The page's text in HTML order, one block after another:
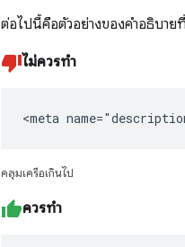
ต่อไปนี้คือตัวอย่างของคำอธิบาย
ไม่ควรทำ
<meta
คลุมเครือเกินไป
ควรทำ